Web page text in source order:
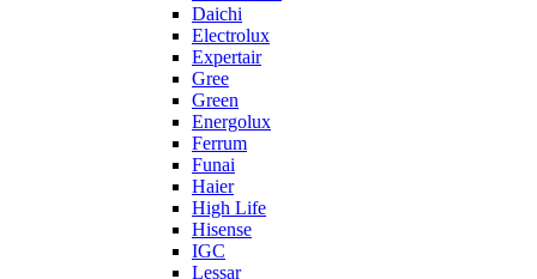
Daichi
Electrolux
Expertair
Gree
Green
Energolux
Ferrum
Funai
Haier
High Life
Hisense
IGC
Lessar